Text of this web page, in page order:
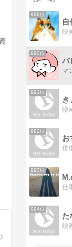
989位
自
990位
バ
991位
き
992位
お
993位
994位
た
映